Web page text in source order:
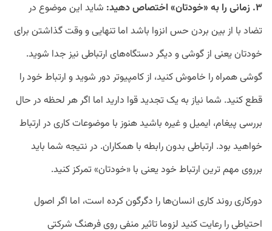
۳. زمانی را به «خودتان» اختصاص دهید:
شاید این موضوع در
تضاد با از بین بردن حس انزوا باشد اما تنهایی و وقت گذاشتن برای
خودتان یعنی از گوشی و دیگر دستگاه‌های ارتباطی نیز جدا شوید.
گوشی همراه را خاموش کنید، از کامپیوتر دور شوید و ارتباط خود را
قطع کنید. شما نیاز به یک تجدید قوا دارید اما اگر هر لحظه در حال
بررسی پیغام، ایمیل و غیره باشید هنوز با موضوعات کاری در ارتباط
خواهید بود. ارتباطی بدون رابطه با همکاران. در نتیجه شما باید
برروی مهم ترین ارتباط خود یعنی با «خودتان» تمرکز کنید.
دورکاری روند کاری انسان‌ها را دگرگون کرده است، اما اگر اصول
احتیاطی را رعایت کنید لزوما تاثیر منفی روی فرهنگ شرکتی